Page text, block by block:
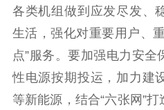
精神
社会
各类机组做到应发尽发、
生活，强化对重要用户、
点”服务。要加强电力安
性电源按期投运，加力建
等新能源，结合“六张网”